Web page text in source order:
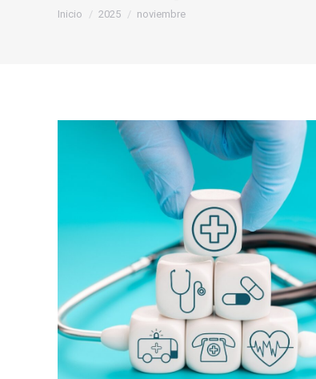
Estás aquí:
Inicio 2025 noviembre